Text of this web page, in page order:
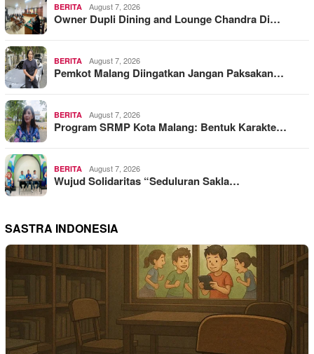
BERITA August 7, 2026
Owner Dupli Dining and Lounge Chandra Di…
BERITA August 7, 2026
Pemkot Malang Diingatkan Jangan Paksakan…
BERITA August 7, 2026
Program SRMP Kota Malang: Bentuk Karakte…
BERITA August 7, 2026
Wujud Solidaritas “Seduluran Sakla…
SASTRA INDONESIA